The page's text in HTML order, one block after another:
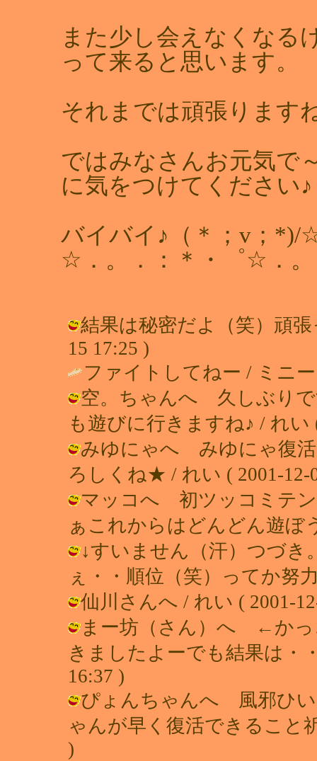
また少し会えなくなる
って来ると思います。
それまでは頑張ります
ではみなさんお元気で
に気をつけてください♪
バイバイ♪（＊；v；*)/
☆．。．：＊・゜☆．。
結果は秘密だよ（笑）頑
15 17:25 )
ファイトしてねー / ミニー
空。ちゃんへ 久しぶりで
も遊びに行きますね♪ / れい
みゆにゃへ みゆにゃ復
ろしくね★ / れい ( 2001-12-
マッコへ 初ツッコミテン
ぁこれからはどんどん遊ぼ
↓すいません（汗）つづき
ぇ・・順位（笑）ってか努
仙川さんへ / れい ( 2001-
まー坊（さん）へ ←かっ
きましたよーでも結果は・
16:37 )
ぴょんちゃんへ 風邪ひい
ゃんが早く復活できること
)